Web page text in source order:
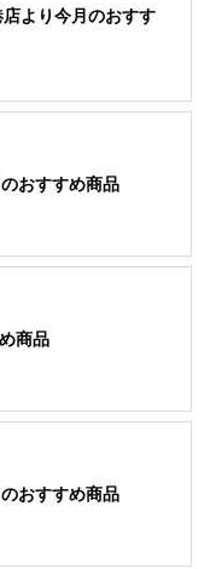
より今月のおすす
おすすめ商品
商品
おすすめ商品